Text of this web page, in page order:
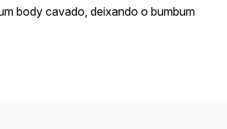
body cavado, deixando o bumbum